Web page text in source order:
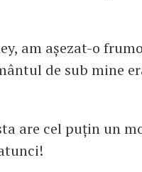
am așezat-o
de sub mine
are cel puțin un